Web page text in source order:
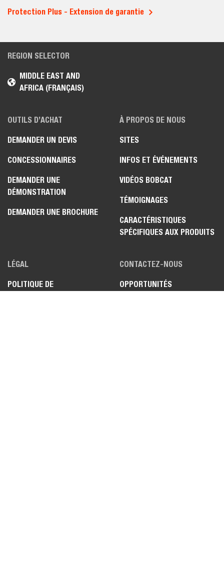
Protection Plus - Extension de garantie
REGION SELECTOR
MIDDLE EAST AND
AFRICA (FRANÇAIS)
OUTILS D’ACHAT
DEMANDER UN DEVIS
CONCESSIONNAIRES
DEMANDER UNE
DÉMONSTRATION
DEMANDER UNE BROCHURE
À PROPOS DE NOUS
SITES
INFOS ET ÉVÉNEMENTS
VIDÉOS BOBCAT
TÉMOIGNAGES
CARACTÉRISTIQUES
SPÉCIFIQUES AUX PRODUITS
LÉGAL
POLITIQUE DE
CONTACTEZ-NOUS
OPPORTUNITÉS